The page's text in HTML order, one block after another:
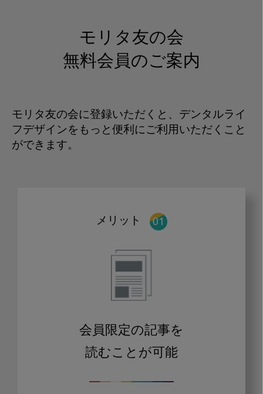
モリタ友の会
無料会員のご案内
モリタ友の会に登録いただくと、デンタルライ
フデザインをもっと便利にご利用いただくこと
ができます。
メリット
会員限定の記事を
読むことが可能